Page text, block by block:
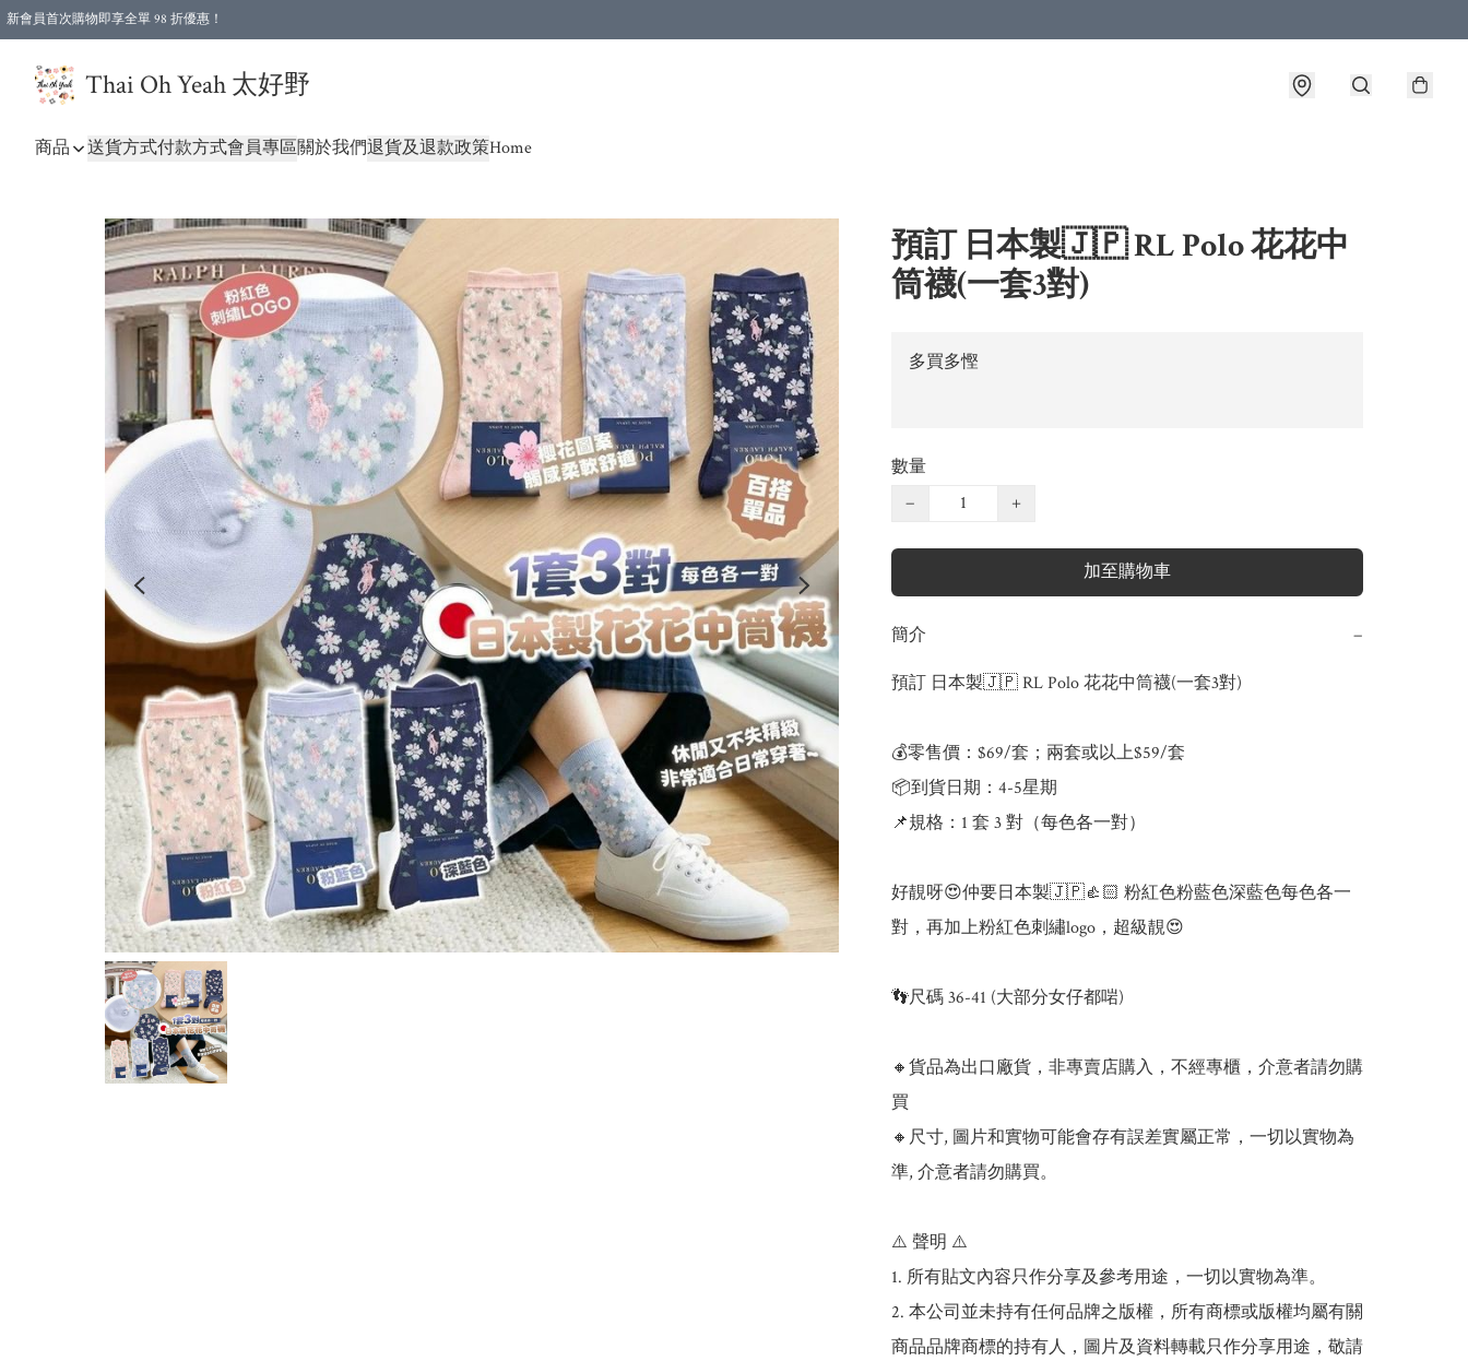
新會員首次購物即享全單 98 折優惠！
Thai Oh Yeah 太好野
商品 送貨方式付款方式會員專區關於我們退貨及退款政策Home
預訂 日本製🇯🇵 RL Polo 花花中
筒襪(一套3對)
多買多慳
數量
−
+
加至購物車
簡介 −
預訂 日本製🇯🇵 RL Polo 花花中筒襪(一套3對)
💰零售價：$69/套；兩套或以上$59/套
📦到貨日期：4-5星期
📌規格：1 套 3 對（每色各一對）
好靚呀😍仲要日本製🇯🇵👍🏻 粉紅色粉藍色深藍色每色各一
對，再加上粉紅色刺繡logo，超級靚😍
👣尺碼 36-41 (大部分女仔都啱)
🔸貨品為出口廠貨，非專賣店購入，不經專櫃，介意者請勿購
買
🔸尺寸, 圖片和實物可能會存有誤差實屬正常，一切以實物為
準, 介意者請勿購買。
⚠️ 聲明 ⚠️
1. 所有貼文內容只作分享及參考用途，一切以實物為準。
2. 本公司並未持有任何品牌之版權，所有商標或版權均屬有關
商品品牌商標的持有人，圖片及資料轉載只作分享用途，敬請